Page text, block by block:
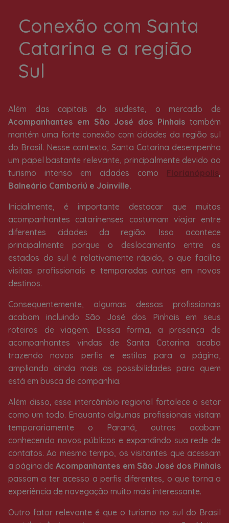
Conexão com Santa
Catarina e a região
Sul
Além das capitais do sudeste, o mercado de
Acompanhantes em São José dos Pinhais também
mantém uma forte conexão com cidades da região sul
do Brasil. Nesse contexto, Santa Catarina desempenha
um papel bastante relevante, principalmente devido ao
turismo intenso em cidades como Florianópolis,
Balneário Camboriú e Joinville.
Inicialmente, é importante destacar que muitas
acompanhantes catarinenses costumam viajar entre
diferentes cidades da região. Isso acontece
principalmente porque o deslocamento entre os
estados do sul é relativamente rápido, o que facilita
visitas profissionais e temporadas curtas em novos
destinos.
Consequentemente, algumas dessas profissionais
acabam incluindo São José dos Pinhais em seus
roteiros de viagem. Dessa forma, a presença de
acompanhantes vindas de Santa Catarina acaba
trazendo novos perfis e estilos para a página,
ampliando ainda mais as possibilidades para quem
está em busca de companhia.
Além disso, esse intercâmbio regional fortalece o setor
como um todo. Enquanto algumas profissionais visitam
temporariamente o Paraná, outras acabam
conhecendo novos públicos e expandindo sua rede de
contatos. Ao mesmo tempo, os visitantes que acessam
a página deAcompanhantes em São José dos Pinhais
passam a ter acesso a perfis diferentes, o que torna a
experiência de navegação muito mais interessante.
Outro fator relevante é que o turismo no sul do Brasil